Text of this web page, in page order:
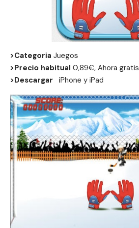
>Categoria Juegos
>Precio habitual 0,89€, Ahora gratis
>Descargar
iPhone y iPad